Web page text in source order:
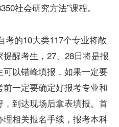
社会研究方法”课程。
的10大类117个专业将敞
醒考生，27、28日将是报
以错峰填报，如果一定要
一定要确定好报考专业和
到达现场后拿表填报。首
相关报名手续，报考本科